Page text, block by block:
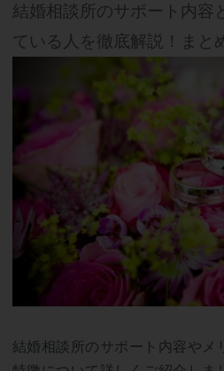
結婚相談所のサポート内容
ている人を徹底解説！まと
結婚相談所のサポート内容やメ